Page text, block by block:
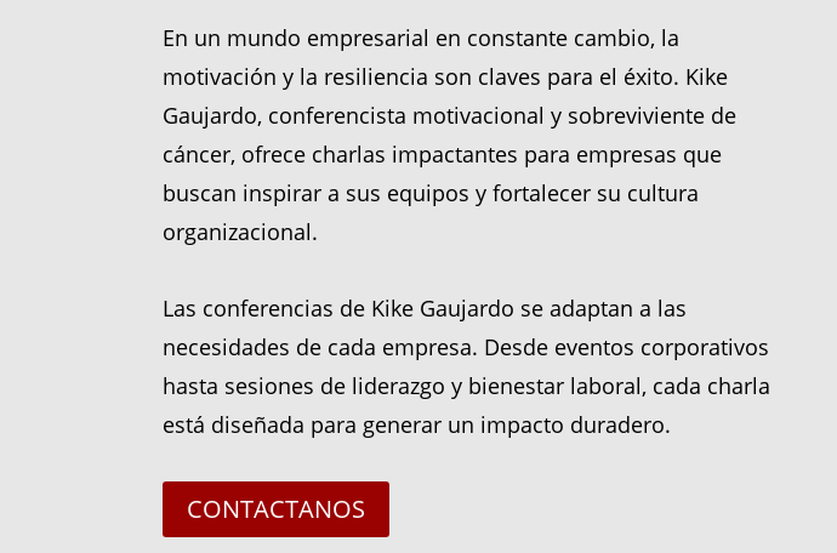
En un mundo empresarial en constante cambio, la
motivación y la resiliencia son claves para el éxito. Kike
Gaujardo, conferencista motivacional y sobreviviente de
cáncer, ofrece charlas impactantes para empresas que
buscan inspirar a sus equipos y fortalecer su cultura
organizacional.
Las conferencias de Kike Gaujardo se adaptan a las
necesidades de cada empresa. Desde eventos corporativos
hasta sesiones de liderazgo y bienestar laboral, cada charla
está diseñada para generar un impacto duradero.
CONTACTANOS